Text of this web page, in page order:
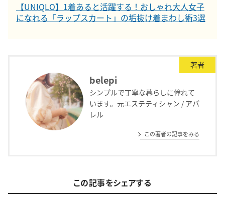
【UNIQLO】1着あると活躍する！おしゃれ大人女子
になれる「ラップスカート」の垢抜け着まわし術3選
著者
belepi
シンプルで丁寧な暮らしに憧れて
います。元エステティシャン / アパ
レル
この著者の記事をみる
この記事をシェアする